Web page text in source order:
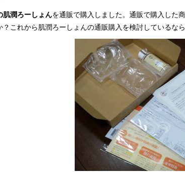
肌潤ろーしょんを通販で購入しました。通販で購入した
？これから肌潤ろーしょんの通販購入を検討しているな